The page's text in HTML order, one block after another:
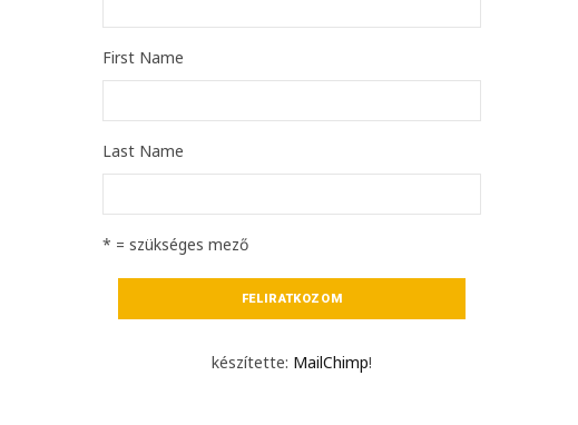
First Name
Last Name
* = szükséges mező
készítette: MailChimp!